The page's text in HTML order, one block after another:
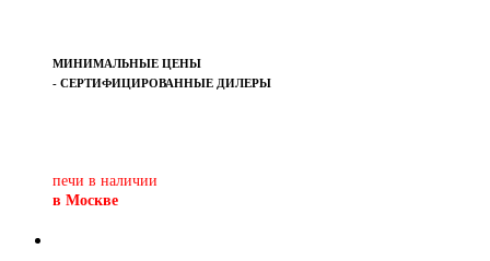
МИНИМАЛЬНЫЕ ЦЕНЫ
- СЕРТИФИЦИРОВАННЫЕ ДИЛЕРЫ
печи в наличии
в Москве